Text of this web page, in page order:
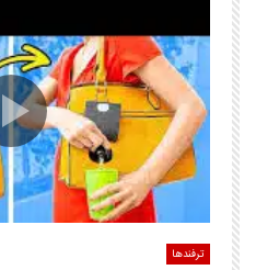
ترفندها
مشاهده بعدا